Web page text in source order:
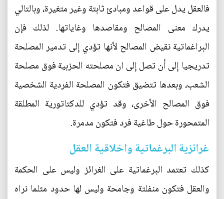
فالعقل يدل على قواعد ومبادئ ثابتة وغير متغيرة، وبالتالي
يدرك معنى المصالح ومقاصدها وغاياتها. لذلك فإن
البراغماتية نقيض المصالح لأنها تؤدي إلى تدمير المصلحة
تدريجيا إلى أن تصل إلى ان مصلحته الحزبية فوق مصلحة
الشعب، وبعدها تتضيق فتكون المصلحة الفردية الشخصية
فوق المصالح الأخرى، وقد تؤدي للدكتاتورية المطلقة
المتمحورة حول طاغية فرد فتكون مدمرة.
غرائزية البرغماتية واخلاقية العقل
كذلك تعتمد البرغماتية على الغرائز وليس على الحكمة
والعقل فتكون منفلتة وجامحة وليس لها حدود مثلما نراه